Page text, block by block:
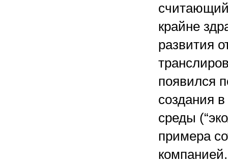
крайне
развития
появился
создания
среды
примера